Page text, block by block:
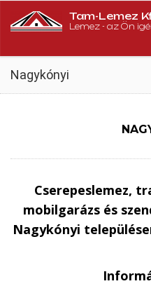
Tam-Lemez
Lemez - az Ön
Nagykónyi
Cserepeslemez,
mobilgarázs és
Nagykónyi